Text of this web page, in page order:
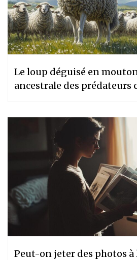
Le loup déguisé en
ancestrale des prédateurs
Peut-on jeter des photos